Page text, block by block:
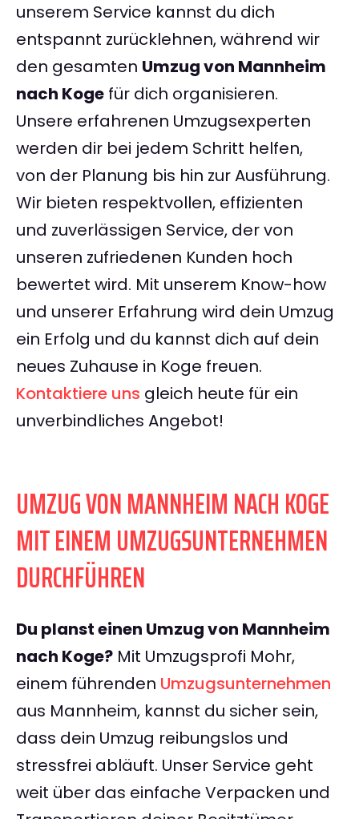
unserem Service kannst du dich
entspannt zurücklehnen, während wir
den gesamten Umzug von Mannheim
nach Koge für dich organisieren.
Unsere erfahrenen Umzugsexperten
werden dir bei jedem Schritt helfen,
von der Planung bis hin zur Ausführung.
Wir bieten respektvollen, effizienten
und zuverlässigen Service, der von
unseren zufriedenen Kunden hoch
bewertet wird. Mit unserem Know-how
und unserer Erfahrung wird dein Umzug
ein Erfolg und du kannst dich auf dein
neues Zuhause in Koge freuen.
Kontaktiere uns gleich heute für ein
unverbindliches Angebot!
UMZUG VON MANNHEIM NACH KOGE
MIT EINEM UMZUGSUNTERNEHMEN
DURCHFÜHREN
Du planst einen Umzug von Mannheim
nach Koge? Mit Umzugsprofi Mohr,
einem führenden Umzugsunternehmen
aus Mannheim, kannst du sicher sein,
dass dein Umzug reibungslos und
stressfrei abläuft. Unser Service geht
weit über das einfache Verpacken und